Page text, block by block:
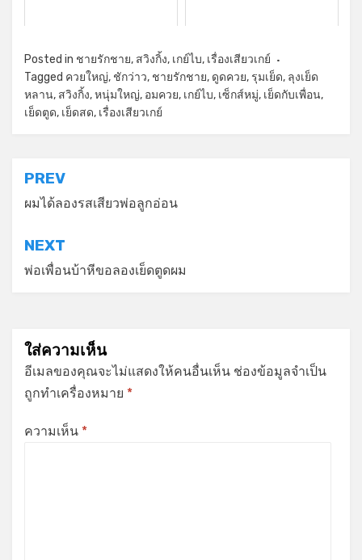
Posted in ชายรักชาย, สวิงกิ้ง, เกย์ไบ, เรื่องเสียวเกย์
Tagged ควยใหญ่, ชักว่าว, ชายรักชาย, ดูดควย, รุมเย็ด, ลุงเย็ด
หลาน, สวิงกิ้ง,หนุ่มใหญ่, อมควย, เกย์ไบ, เซ็กส์หมู่, เย็ดกับเพื่อน,
เย็ดตูด, เย็ดสด, เรื่องเสียวเกย์
แนะแนว
เรื่อง
PREV
ผมได้ลองรสเสียวพ่อลูกอ่อน
NEXT
พ่อเพื่อนบ้าหีขอลองเย็ดตูดผม
ใส่ความเห็น
อีเมลของคุณจะไม่แสดงให้คนอื่นเห็น ช่องข้อมูลจำเป็น
ถูกทำเครื่องหมาย *
ความเห็น *